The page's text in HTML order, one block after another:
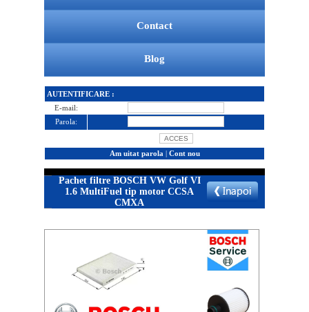
Contact
Blog
AUTENTIFICARE :
E-mail:
Parola:
Am uitat parola | Cont nou
Pachet filtre BOSCH VW Golf VI
1.6 MultiFuel tip motor CCSA
CMXA